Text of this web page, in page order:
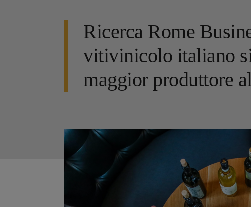
Ricerca Rome
vitivinicolo italiano
maggior produttore